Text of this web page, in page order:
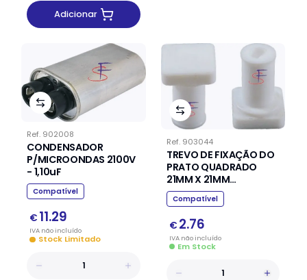
Adicionar
Ref. 902008
CONDENSADOR
P/MICROONDAS 2100V
- 1,10uF
Compatível
€ 11.29
IVA nãoincluído
Stock Limitado
Ref. 903044
TREVO DE FIXAÇÃO DO
PRATO QUADRADO
21MM X 21MM
P/MICROONDAS (5MM
X 30MM)
Compatível
€ 2.76
IVA nãoincluído
Em Stock